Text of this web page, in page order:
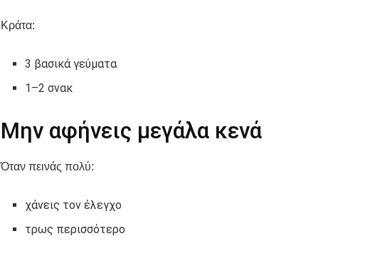
Κράτα:
3 βασικά γεύματα
1–2 σνακ
Μην αφήνεις μεγάλα κενά
Όταν πεινάς πολύ:
χάνεις τον έλεγχο
τρως περισσότερο